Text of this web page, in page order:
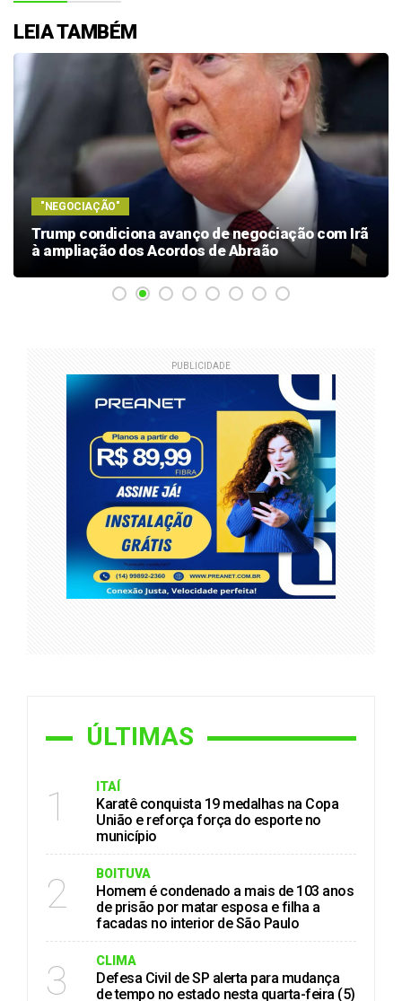
LEIA TAMBÉM
"NEGOCIAÇÃO"
Trump condiciona avanço de negociação com Irã
à ampliação dos Acordos de Abraão
PUBLICIDADE
ÚLTIMAS
1 ITAÍ
Karatê conquista 19 medalhas na Copa
União e reforça força do esporte no
município
2 BOITUVA
Homem é condenado a mais de 103 anos
de prisão por matar esposa e filha a
facadas no interior de São Paulo
3 CLIMA
Defesa Civil de SP alerta para mudança
de tempo no estado nesta quarta-feira (5)